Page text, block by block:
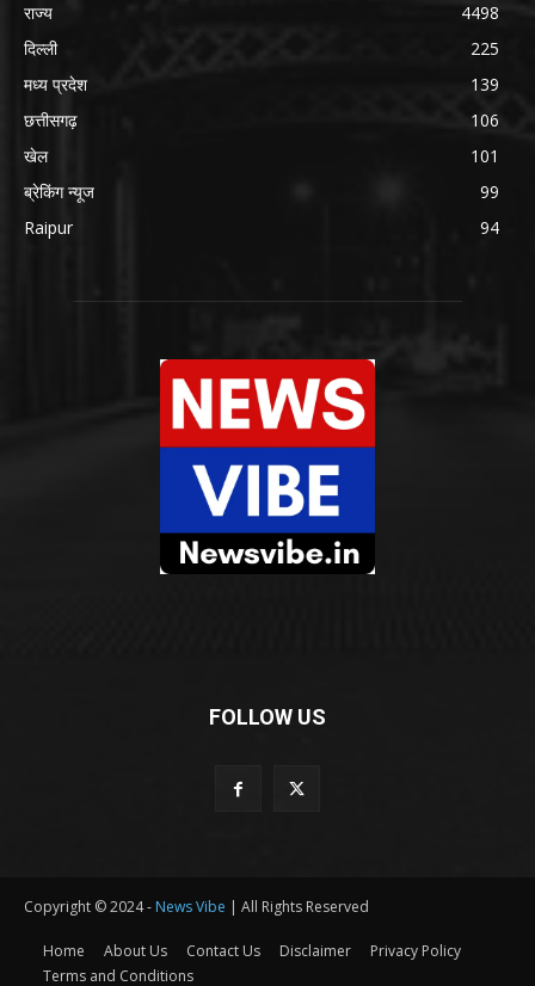
राज्य
4498
दिल्ली
225
मध्य प्रदेश
139
छत्तीसगढ़
106
खेल
101
ब्रेकिंग न्यूज
99
Raipur
94
FOLLOW US
Copyright © 2024 - News Vibe | All Rights Reserved
Home About Us Contact Us Disclaimer
Privacy Policy
Terms and Conditions